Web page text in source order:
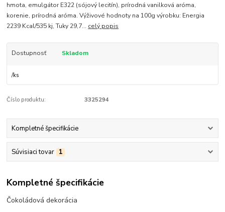
hmota, emulgátor E322 (sójový lecitín), prírodná vanilková aróma,
korenie, prírodná aróma. Výživové hodnoty na 100g výrobku: Energia
2239 Kcal/535 kj, Tuky 29,7... celý popis
Dostupnosť Skladom
/ks
Číslo produktu: 3325294
Kompletné špecifikácie
Súvisiaci tovar 1
Kompletné špecifikácie
Čokoládová dekorácia